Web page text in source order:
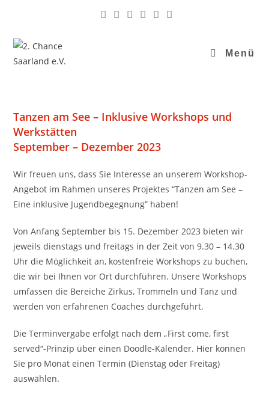
Menü
Tanzen am See – Inklusive Workshops und
Werkstätten
September – Dezember 2023
Wir freuen uns, dass Sie Interesse an unserem Workshop-
Angebot im Rahmen unseres Projektes “Tanzen am See –
Eine inklusive Jugendbegegnung” haben!
Von Anfang September bis 15. Dezember 2023 bieten wir
jeweils dienstags und freitags in der Zeit von 9.30 – 14.30
Uhr die Möglichkeit an, kostenfreie Workshops zu buchen,
die wir bei Ihnen vor Ort durchführen. Unsere Workshops
umfassen die Bereiche Zirkus, Trommeln und Tanz und
werden von erfahrenen Coaches durchgeführt.
Die Terminvergabe erfolgt nach dem „First come, first
served“-Prinzip über einen Doodle-Kalender. Hier können
Sie pro Monat einen Termin (Dienstag oder Freitag)
auswählen.